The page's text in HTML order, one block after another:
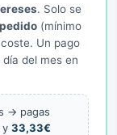
. Solo se
(mínimo
Un pago
del mes en
→ pagas
y 33,33€